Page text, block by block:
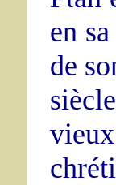
en
de